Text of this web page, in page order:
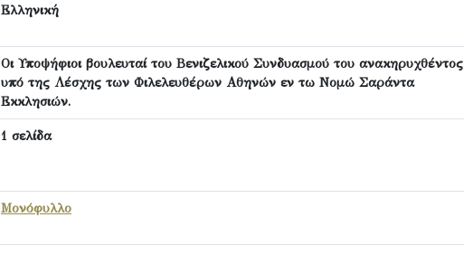
Ελληνική
Οι Υποψήφιοι βουλευταί του Βενιζελικού Συνδυασμού του ανακηρυχθέντος
υπό της Λέσχης των Φιλελευθέρων Αθηνών εν τω Νομώ Σαράντα
Εκκλησιών.
1 σελίδα
Μονόφυλλο